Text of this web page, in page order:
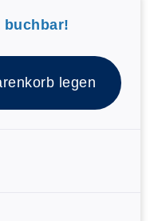
buchbar!
legen